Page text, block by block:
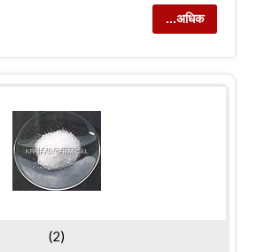
...अधिक
(2)